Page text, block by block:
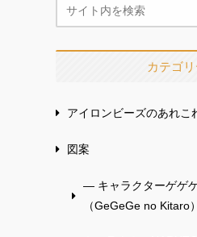
カテゴ
アイロンビーズのあれこ
図案
— キャラクターゲゲ
（GeGeGe no Kitaro）